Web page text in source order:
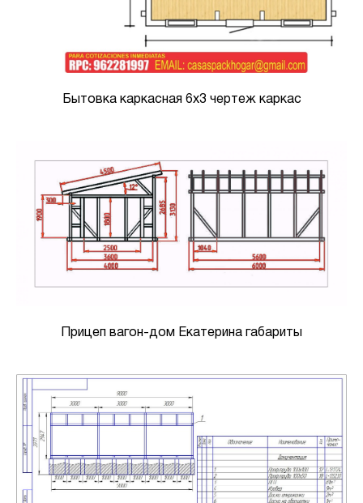
Бытовка каркасная 6х3 чертеж каркас
Прицеп вагон-дом Екатерина габариты